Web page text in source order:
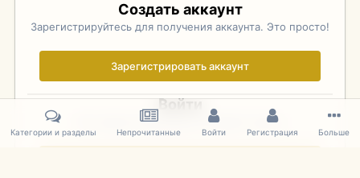
Создать аккаунт
Зарегистрируйтесь для получения аккаунта. Это просто!
Зарегистрировать аккаунт
Войти
Уже зарегистрированы? Войдите здесь.
Категории и разделы Непрочитанные Войти Регистрация Больше